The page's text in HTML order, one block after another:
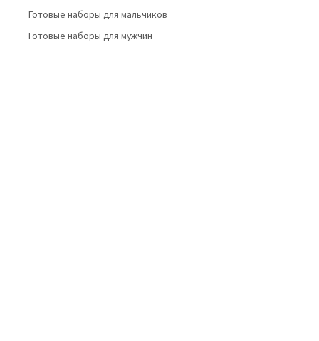
Готовые наборы для мальчиков
Готовые наборы для мужчин